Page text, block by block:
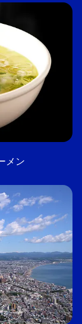
メン